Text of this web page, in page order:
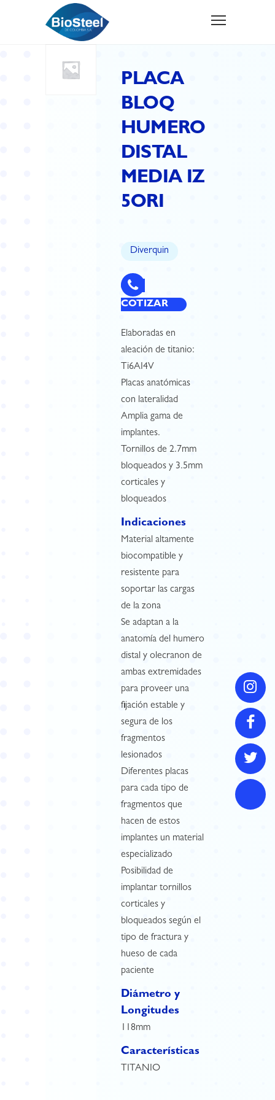
PLACA
BLOQ
HUMERO
DISTAL
MEDIA IZ
5ORI
Diverquin
COTIZAR
Elaboradas en
aleación de titanio:
Ti6AI4V
Placas anatómicas
con lateralidad
Amplia gama de
implantes.
Tornillos de 2.7mm
bloqueados y 3.5mm
corticales y
bloqueados
Indicaciones
Material altamente
biocompatible y
resistente para
soportar las cargas
de la zona
Se adaptan a la
anatomía del humero
distal y olecranon de
ambas extremidades
para proveer una
fijación estable y
segura de los
fragmentos
lesionados
Diferentes placas
para cada tipo de
fragmentos que
hacen de estos
implantes un material
especializado
Posibilidad de
implantar tornillos
corticales y
bloqueados según el
tipo de fractura y
hueso de cada
paciente
Diámetro y
Longitudes
118mm
Características
TITANIO